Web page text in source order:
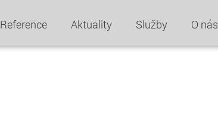
Reference Aktuality Služby O nás